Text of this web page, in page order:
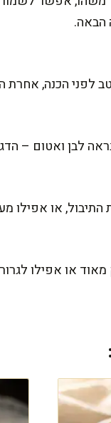
הבאה.
לפני הכנה, אחרת
לבן ואטום –
אפילו לגרור